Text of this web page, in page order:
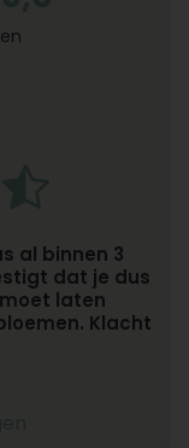
al binnen 3
dat je dus
laten
Klacht